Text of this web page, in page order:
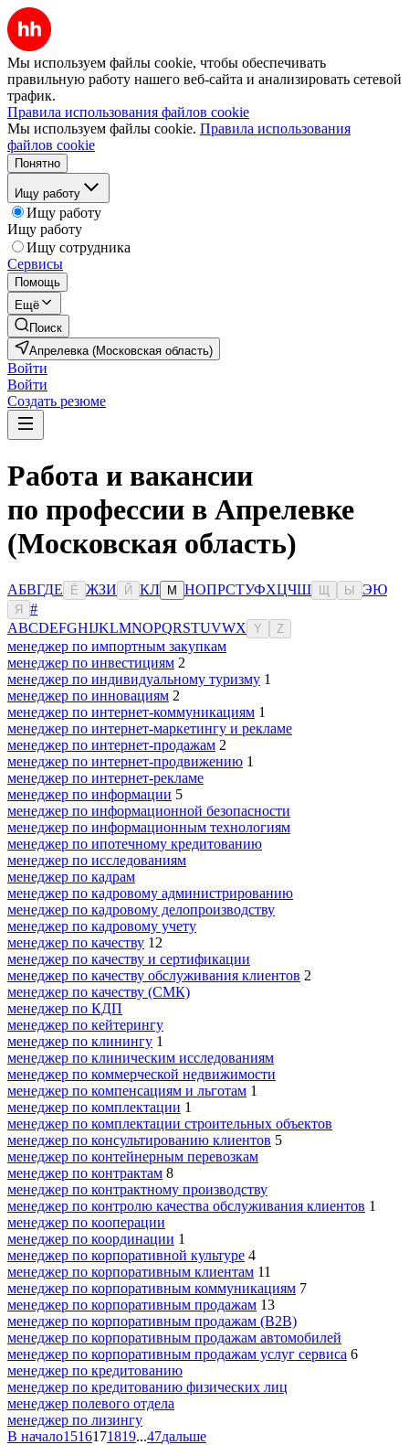
Мы используем файлы cookie, чтобы обеспечивать
правильную работу нашего веб-сайта и анализировать сетевой
трафик.
Правила использования файлов cookie
Мы используем файлы cookie. Правила использования
файлов cookie
Понятно
Ищу работу
Ищу работу
Ищу работу
Ищу сотрудника
Сервисы
Помощь
Ещё
Поиск
Апрелевка (Московская область)
Войти
Войти
Создать резюме
Работа и вакансии
по профессии в Апрелевке
(Московская область)
АБВГДЕ Ё ЖЗИ Й КЛ М НОПРСТУФХЦЧШ Ы ЭЮ
Я
#
ABCDEFGHIJKLMNOPQRSTUVWX Y Z
менеджер по импортным закупкам
менеджер по инвестициям 2
менеджер по индивидуальному туризму 1
менеджер по инновациям 2
менеджер по интернет-коммуникациям 1
менеджер по интернет-маркетингу и рекламе
менеджер по интернет-продажам 2
менеджер по интернет-продвижению 1
менеджер по интернет-рекламе
менеджер по информации 5
менеджер по информационной безопасности
менеджер по информационным технологиям
менеджер по ипотечному кредитованию
менеджер по исследованиям
менеджер по кадрам
менеджер по кадровому администрированию
менеджер по кадровому делопроизводству
менеджер по кадровому учету
менеджер по качеству 12
менеджер по качеству и сертификации
менеджер по качеству обслуживания клиентов 2
менеджер по качеству (СМК)
менеджер по КДП
менеджер по кейтерингу
менеджер по клинингу 1
менеджер по клиническим исследованиям
менеджер по коммерческой недвижимости
менеджер по компенсациям и льготам 1
менеджер по комплектации 1
менеджер по комплектации строительных объектов
менеджер по консультированию клиентов 5
менеджер по контейнерным перевозкам
менеджер по контрактам 8
менеджер по контрактному производству
менеджер по контролю качества обслуживания клиентов 1
менеджер по кооперации
менеджер по координации 1
менеджер по корпоративной культуре 4
менеджер по корпоративным клиентам 11
менеджер по корпоративным коммуникациям 7
менеджер по корпоративным продажам 13
менеджер по корпоративным продажам (B2B)
менеджер по корпоративным продажам автомобилей
менеджер по корпоративным продажам услуг сервиса 6
менеджер по кредитованию
менеджер по кредитованию физических лиц
менеджер полевого отдела
менеджер по лизингу
В начало1516171819...47дальше